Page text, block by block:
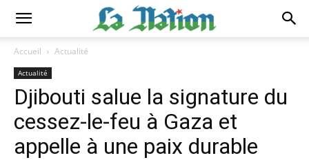
Accueil Actualité
Actualité
Djibouti salue la signature du
cessez-le-feu à Gaza et
appelle à une paix durable